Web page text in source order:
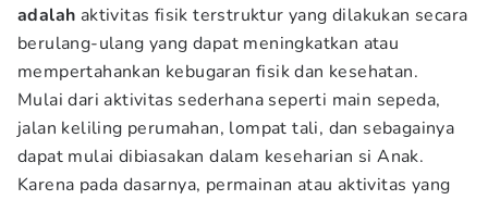
adalah aktivitas fisik terstruktur yang dilakukan secara
berulang-ulang yang dapat meningkatkan atau
mempertahankan kebugaran fisik dan kesehatan.
Mulai dari aktivitas sederhana seperti main sepeda,
jalan keliling perumahan, lompat tali, dan sebagainya
dapat mulai dibiasakan dalam keseharian si Anak.
Karena pada dasarnya, permainan atau aktivitas yang